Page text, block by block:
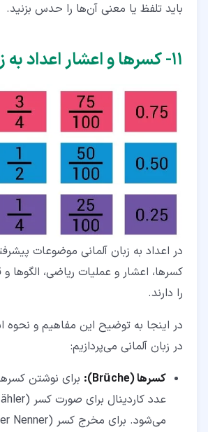
باید تلفظ یا معنی آن‌ها را حدس بزنید.
۱۱‏- کسرها و اعشار اعداد به زبان آلمانی
در اعداد به زبان آلمانی موضوعات
کسرها، اعشار و عملیات ریاضی،
را دارند.
در اینجا به توضیح این مفاهیم و نحوه
در زبان آلمانی می‌پردازیم:
کسرها (Brüche):
برای نوشتن